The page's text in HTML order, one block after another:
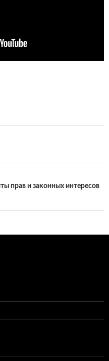
прав и законных интересов